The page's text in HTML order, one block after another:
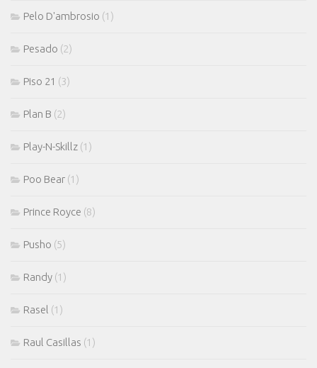
Pelo D'ambrosio (1)
Pesado (2)
Piso 21 (3)
Plan B (2)
Play-N-Skillz (1)
Poo Bear (1)
Prince Royce (8)
Pusho (5)
Randy (1)
Rasel (1)
Raul Casillas (1)